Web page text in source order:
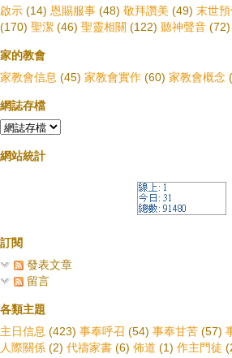
啟示 (14) 恩賜服事 (48) 敬拜讚美 (49) 末世
(170) 聖潔 (46) 聖靈相關 (122) 聽神聲音 (72)
家的教會
家教會信息 (45) 家教會實作 (60) 家教會概念
網誌存檔
網站統計
訂閱
發表文章
留言
各類主題
主日信息 (423) 事奉呼召 (54) 事奉甘苦 (57)
人際關係 (2) 代禱家書 (6) 佈道 (1) 作主門徒